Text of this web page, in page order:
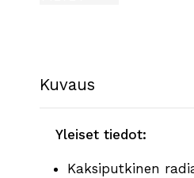
Kuvaus
Yleiset tiedot:
Kaksiputkinen